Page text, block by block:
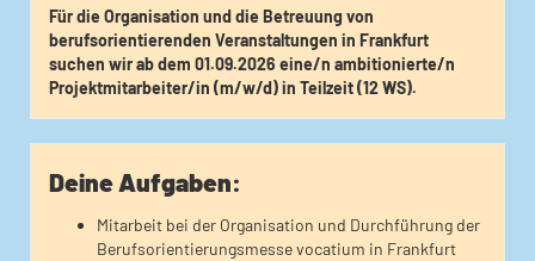
Für die Organisation und die Betreuung von
berufsorientierenden Veranstaltungen in Frankfurt
suchen wir ab dem 01.09.2026 eine/n ambitionierte/n
Projektmitarbeiter/in (m/w/d) in Teilzeit (12 WS).
Deine Aufgaben:
Mitarbeit bei der Organisation und Durchführung der
Berufsorientierungsmesse vocatium in Frankfurt